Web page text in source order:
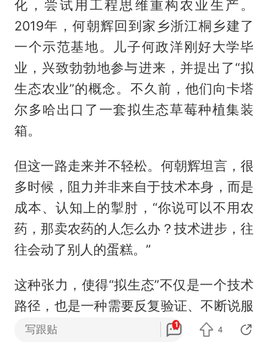
化，尝试用工程思维重构农业生产。
2019年，何朝辉回到家乡浙江桐乡建了
一个示范基地。儿子何政洋刚好大学毕
业，兴致勃勃地参与进来，并提出了“拟
生态农业”的概念。不久前，他们向卡塔
尔多哈出口了一套拟生态草莓种植集装
箱。
但这一路走来并不轻松。何朝辉坦言，很
多时候，阻力并非来自于技术本身，而是
成本、认知上的掣肘，“你说可以不用农
药，那卖农药的人怎么办？技术进步，往
往会动了别人的蛋糕。”
这种张力，使得“拟生态”不仅是一个技术
路径，也是一种需要反复验证、不断说服
的实践过程。
写跟贴 1
4